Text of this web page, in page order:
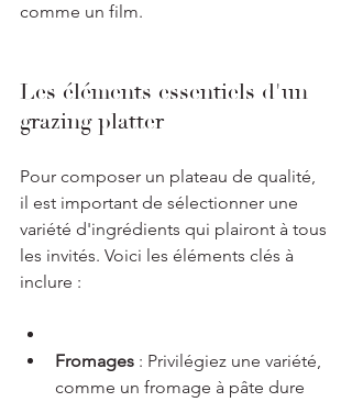
comme un film.
Les éléments essentiels d'un
grazing platter
Pour composer un plateau de qualité,
il est important de sélectionner une
variété d'ingrédients qui plairont à tous
les invités. Voici les éléments clés à
inclure :
Fromages : Privilégiez une variété,
comme un fromage à pâte dure